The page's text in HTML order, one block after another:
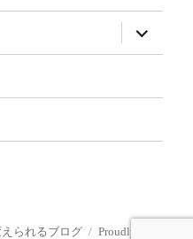
開
ー
を
展
開
ブ
メ
ー
開
られるブログ Proudly